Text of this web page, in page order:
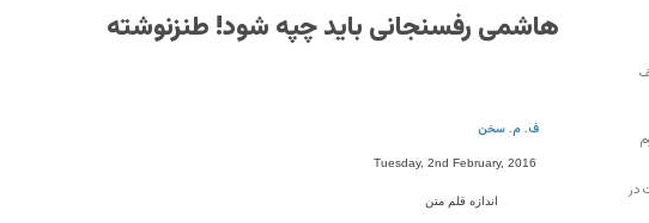
هاشمى رفسنجانى باید چپه شود! طنزنوشته
ف. م. سخن
Tuesday, 2nd February, 2016
اندازه قلم متن
در